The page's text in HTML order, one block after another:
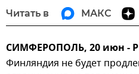
Читать в МАКС
СИМФЕРОПОЛЬ, 20 июн -
Финляндия не будет